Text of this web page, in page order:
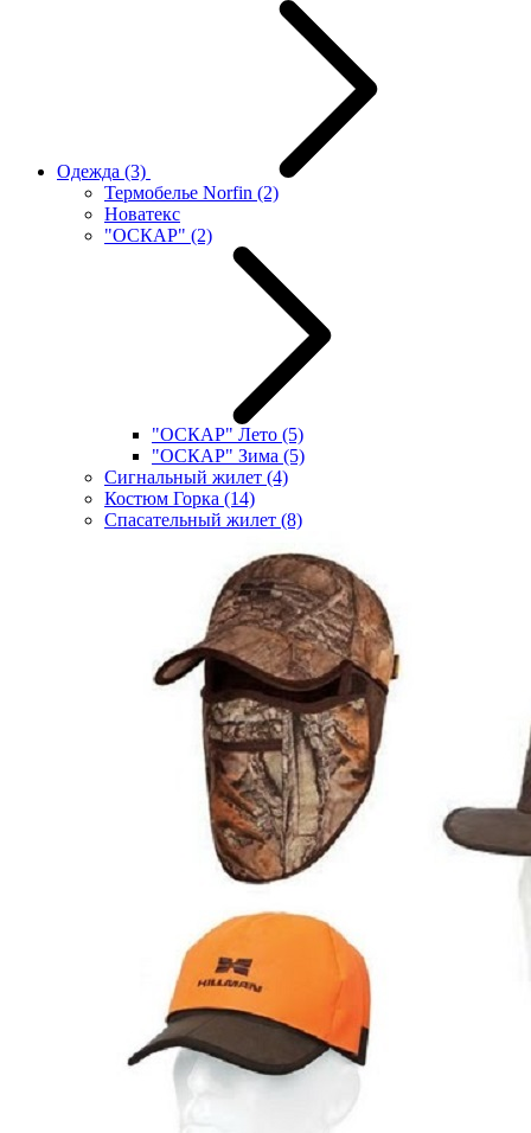
Одежда (3)
Термобелье Norfin (2)
Новатекс
"ОСКАР" (2)
"ОСКАР" Лето (5)
"ОСКАР" Зима (5)
Сигнальный жилет (4)
Костюм Горка (14)
Спасательный жилет (8)